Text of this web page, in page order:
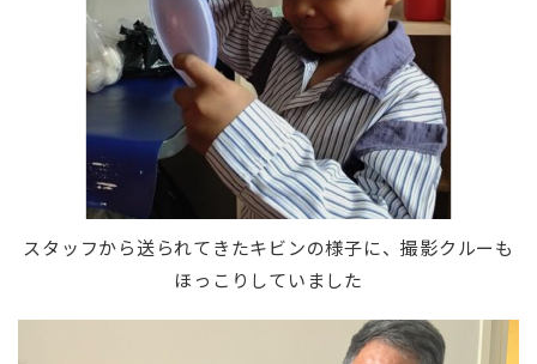
スタッフから送られてきたキビンの様子に、撮影クルーも
ほっこりしていました